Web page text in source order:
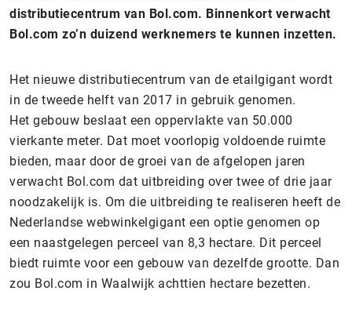
distributiecentrum van Bol.com. Binnenkort verwacht
Bol.com zo’n duizend werknemers te kunnen inzetten.
Het nieuwe distributiecentrum van de etailgigant wordt
in de tweede helft van 2017 in gebruik genomen.
Het gebouw beslaat een oppervlakte van 50.000
vierkante meter. Dat moet voorlopig voldoende ruimte
bieden, maar door de groei van de afgelopen jaren
verwacht Bol.com dat uitbreiding over twee of drie jaar
noodzakelijk is. Om die uitbreiding te realiseren heeft de
Nederlandse webwinkelgigant een optie genomen op
een naastgelegen perceel van 8,3 hectare. Dit perceel
biedt ruimte voor een gebouw van dezelfde grootte. Dan
zou Bol.com in Waalwijk achttien hectare bezetten.